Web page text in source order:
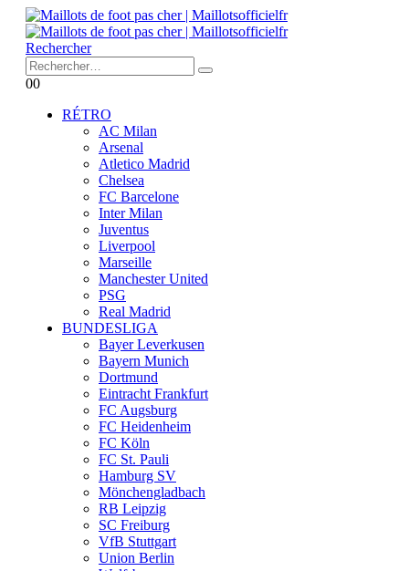
Rechercher
00
RÉTRO
AC Milan
Arsenal
Atletico Madrid
Chelsea
FC Barcelone
Inter Milan
Juventus
Liverpool
Marseille
Manchester United
PSG
Real Madrid
BUNDESLIGA
Bayer Leverkusen
Bayern Munich
Dortmund
Eintracht Frankfurt
FC Augsburg
FC Heidenheim
FC Köln
FC St. Pauli
Hamburg SV
Mönchengladbach
RB Leipzig
SC Freiburg
VfB Stuttgart
Union Berlin